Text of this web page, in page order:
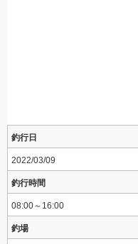
釣行日
2022/03/09
釣行時間
08:00～16:00
釣場